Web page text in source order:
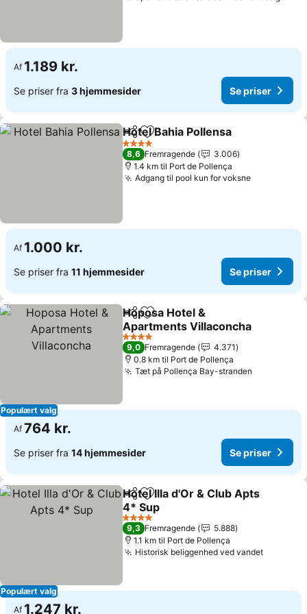
Af 1.189 kr.
Se priser fra 3 hjemmesider Se priser
Del Føj til favoritter
Hotel Bahia Pollensa
4 Stjerner
8,6 Fremragende
3.006
1.4 km til Port de Pollença
Adgang til pool kun for voksneSe priser
Af 1.000 kr.
Se priser fra 11 hjemmesider Se priser
Populært valg
Del Føj til favoritter
Hoposa Hotel &
Apartments Villaconcha
Se priser
4 Stjerner
9,0 Fremragende
4.371
0.8 km til Port de Pollença
Tæt på Pollença Bay-stranden
Af 764 kr.
Se priser fra 14 hjemmesider Se priser
Populært valg
Del Føj til favoritter
Hotel Illa d'Or & Club Apts
4* Sup
Se priser
4 Stjerner
9,3 Fremragende
5.888
1.1 km til Port de Pollença
Historisk beliggenhed ved vandetSe
Af 1.247 kr.